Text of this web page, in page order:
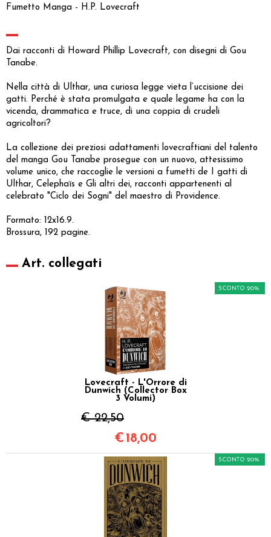
Fumetto Manga - H.P. Lovecraft
Dai racconti di Howard Phillip Lovecraft, con disegni di Gou
Tanabe.
Nella città di Ulthar, una curiosa legge vieta l’uccisione dei
gatti. Perché è stata promulgata e quale legame ha con la
vicenda, drammatica e truce, di una coppia di crudeli
agricoltori?
La collezione dei preziosi adattamenti lovecraftiani del talento
del manga Gou Tanabe prosegue con un nuovo, attesissimo
volume unico, che raccoglie le versioni a fumetti de I gatti di
Ulthar, Celephaïs e Gli altri dei, racconti appartenenti al
celebrato "Ciclo dei Sogni" del maestro di Providence.
Formato: 12x16.9.
Brossura, 192 pagine.
Art. collegati
Lovecraft - L'Orrore di
Dunwich (Collector Box
3 Volumi)
€ 22,50
SCONTO 20%
€ 18,00
SCONTO 20%